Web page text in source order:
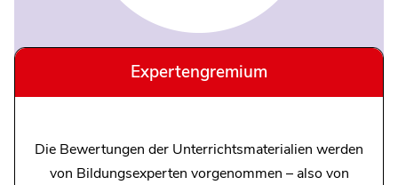
Expertengremium
Die Bewertungen der Unterrichtsmaterialien werden
von Bildungsexperten vorgenommen – also von